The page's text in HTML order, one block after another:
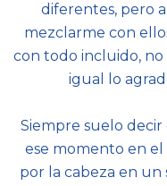
diferentes, pero
mezclarme con
con todo incluido, no
igual lo
Siempre suelo
ese momento en
por la cabeza en un